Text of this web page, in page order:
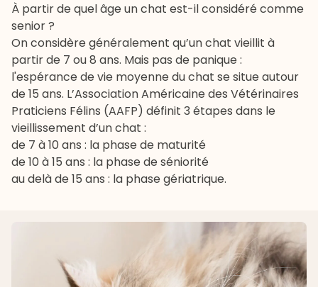
À partir de quel âge un chat est-il considéré comme
senior ?
On considère généralement qu’un chat vieillit à
partir de 7 ou 8 ans. Mais pas de panique :
l'espérance de vie moyenne du chat se situe autour
de 15 ans. L’Association Américaine des Vétérinaires
Praticiens Félins (AAFP) définit 3 étapes dans le
vieillissement d’un chat :
de 7 à 10 ans : la phase de maturité
de 10 à 15 ans : la phase de séniorité
au delà de 15 ans : la phase gériatrique.